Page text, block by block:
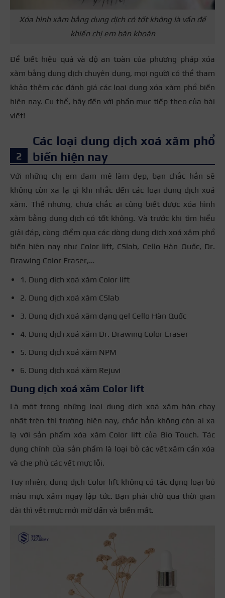
Xóa hình xăm bằng dung dịch có tốt không là vấn đề
khiến chị em băn khoăn
Để biết hiệu quả và độ an toàn của phương pháp xóa
xăm bằng dung dịch chuyên dụng, mọi người có thể tham
khảo thêm các đánh giá các loại dung xóa xăm phổ biến
hiện nay. Cụ thể, hãy đến với phần mục tiếp theo của bài
viết!
Các loại dung dịch xoá xăm phổ
biến hiện nay
Với những chị em đam mê làm đẹp, bạn chắc hẳn sẽ
không còn xa lạ gì khi nhắc đến các loại dung dịch xoá
xăm. Thế nhưng, chưa chắc ai cũng biết được xóa hình
xăm bằng dung dịch có tốt không. Và trước khi tìm hiểu
giải đáp, cùng điểm qua các dòng dung dịch xoá xăm phổ
biến hiện nay như Color lift, CSlab, Cello Hàn Quốc, Dr.
Drawing Color Eraser,…
1. Dung dịch xoá xăm Color lift
2. Dung dịch xoá xăm CSlab
3. Dung dịch xoá xăm dạng gel Cello Hàn Quốc
4. Dung dịch xoá xăm Dr. Drawing Color Eraser
5. Dung dịch xoá xăm NPM
6. Dung dịch xoá xăm Rejuvi
Dung dịch xoá xăm Color lift
Là một trong những loại dung dịch xoá xăm bán chạy
nhất trên thị trường hiện nay, chắc hẳn không còn ai xa
lạ với sản phẩm xóa xăm Color lift của Bio Touch. Tác
dụng chính của sản phẩm là loại bỏ các vết xăm cần xóa
và che phủ các vết mực lỗi.
Tuy nhiên, dung dịch Color lift không có tác dụng loại bỏ
màu mực xăm ngay lập tức. Bạn phải chờ qua thời gian
dài thì vết mực mới mờ dần và biến mất.